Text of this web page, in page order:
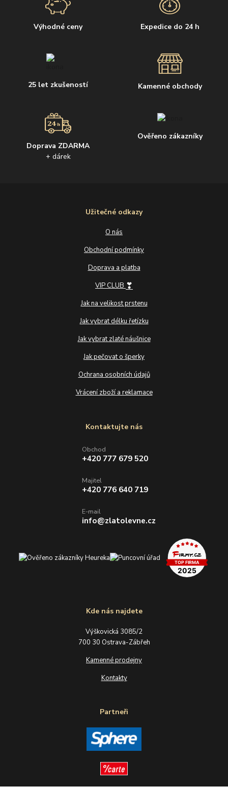
Výhodné ceny Expedice do 24 h
25 let zkušeností Kamenné obchody
Doprava ZDARMA
+ dárek
Ověřeno zákazníky
Užitečné odkazy
O nás
Obchodní podmínky
Doprava a platba
VIP CLUB ❣
Jak na velikost prstenu
Jak vybrat délku řetízku
Jak vybrat zlaté náušnice
Jak pečovat o šperky
Ochrana osobních údajů
Vrácení zboží a reklamace
Kde nás najdete
Výškovická 3085/2
700 30 Ostrava-Zábřeh
Kamenné prodejny
Kontakty
Partneři
Kontaktujte nás
Obchod
+420 777 679 520
Majitel
+420 776 640 719
E-mail
info@zlatolevne.cz